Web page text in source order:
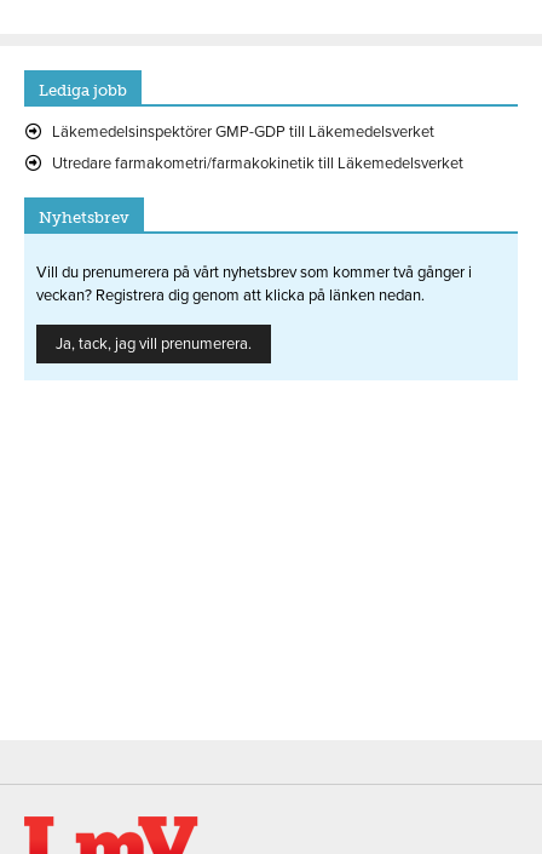
Lediga jobb
Läkemedelsinspektörer GMP-GDP till Läkemedelsverket
Utredare farmakometri/farmakokinetik till Läkemedelsverket
Nyhetsbrev
Vill du prenumerera på vårt nyhetsbrev som kommer två gånger i
veckan? Registrera dig genom att klicka på länken nedan.
Ja, tack, jag vill prenumerera.